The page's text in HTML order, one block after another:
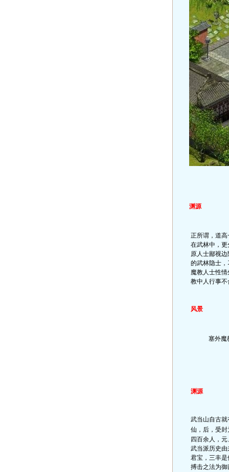
渊源
正所谓，道
在武林中，
原人士鄙视
的武林隐士
魔教人士性
教中人行事
风景
塞外魔
渊源
武当山自古就
仙，后，受封
四百余人，
武当派历史
君宝，三丰
搏击之法为